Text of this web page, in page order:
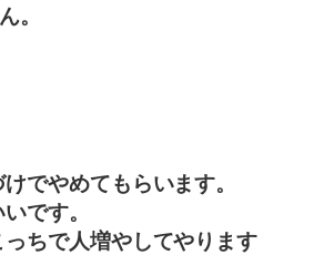
。
でやめてもらいます。
です。
ちで人増やしてやります